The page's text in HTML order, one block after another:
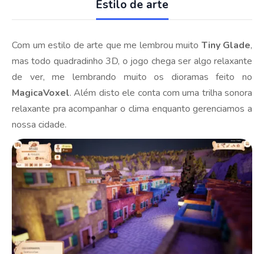
Estilo de arte
Com um estilo de arte que me lembrou muito Tiny Glade,
mas todo quadradinho 3D, o jogo chega ser algo relaxante
de ver, me lembrando muito os dioramas feito no
MagicaVoxel. Além disto ele conta com uma trilha sonora
relaxante pra acompanhar o clima enquanto gerenciamos a
nossa cidade.